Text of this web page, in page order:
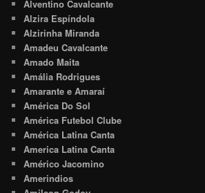
Alventino Cavalcante
Alzira Espíndola
Alzirinha Miranda
Amadeu Cavalcante
Amado Maita
Amália Rodrigues
Amarante e Amaraí
América Do Sol
América Futebol Clube
América Latina Canta
America Latina Canta
Américo Jacomino
Amerindios